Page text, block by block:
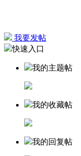
我要发帖
快速入口
我的主题帖
我的收藏帖
我的回复帖